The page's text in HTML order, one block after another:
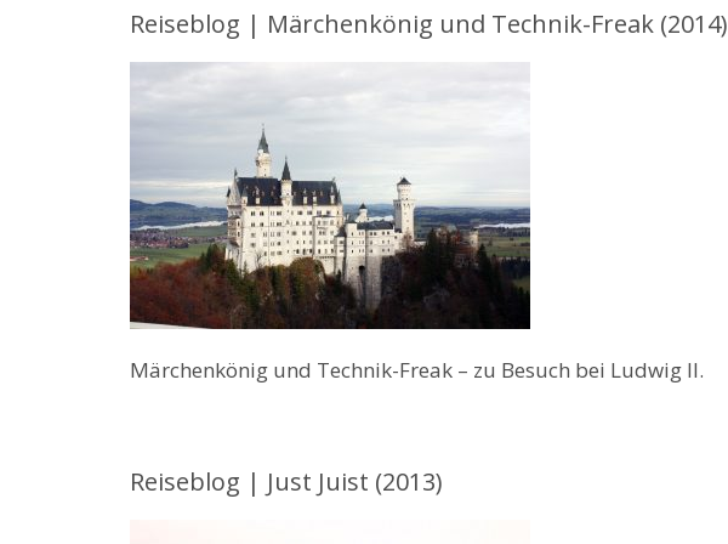
Reiseblog | Märchenkönig und Technik-Freak (2014)
Märchenkönig und Technik-Freak – zu Besuch bei Ludwig II.
Reiseblog | Just Juist (2013)